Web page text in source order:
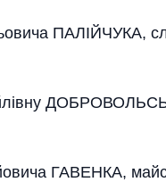
ПАЛІЙЧУКА,
ДОБРОВОЛЬСЬКУ,
ГАВЕНКА,